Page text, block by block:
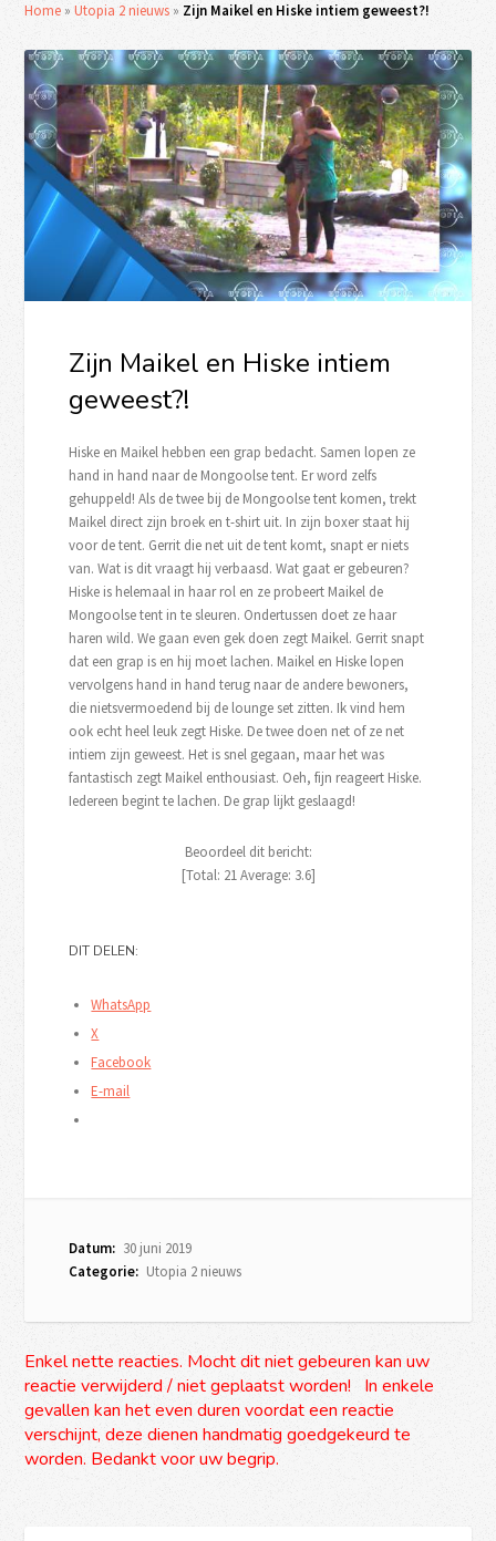
Home »Utopia 2 nieuws » Zijn Maikel en Hiske intiem geweest?!
Zijn Maikel en Hiske intiem
geweest?!
Hiske en Maikel hebben een grap bedacht. Samen lopen ze
hand in hand naar de Mongoolse tent. Er word zelfs
gehuppeld! Als de twee bij de Mongoolse tent komen, trekt
Maikel direct zijn broek en t-shirt uit. In zijn boxer staat hij
voor de tent. Gerrit die net uit de tent komt, snapt er niets
van. Wat is dit vraagt hij verbaasd. Wat gaat er gebeuren?
Hiske is helemaal in haar rol en ze probeert Maikel de
Mongoolse tent in te sleuren. Ondertussen doet ze haar
haren wild. We gaan even gek doen zegt Maikel. Gerrit snapt
dat een grap is en hij moet lachen. Maikel en Hiske lopen
vervolgens hand in hand terug naar de andere bewoners,
die nietsvermoedend bij de lounge set zitten. Ik vind hem
ook echt heel leuk zegt Hiske. De twee doen net of ze net
intiem zijn geweest. Het is snel gegaan, maar het was
fantastisch zegt Maikel enthousiast. Oeh, fijn reageert Hiske.
Iedereen begint te lachen. De grap lijkt geslaagd!
Beoordeel dit bericht:
[Total: 21Average: 3.6]
DIT DELEN:
WhatsApp
X
Facebook
E-mail
Datum: 30 juni 2019
Categorie: Utopia 2 nieuws
Enkel nette reacties. Mocht dit niet gebeuren kan uw
reactie verwijderd / niet geplaatst worden! In enkele
gevallen kan het even duren voordat een reactie
verschijnt, deze dienen handmatig goedgekeurd te
worden. Bedankt voor uw begrip.